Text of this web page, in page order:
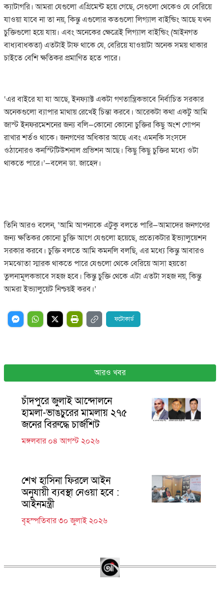
ক্যাটাগরি। আমরা যেগুলো এগ্রিমেন্ট হয়ে গেছে, সেগুলো থেকেও যে বেরিয়ে
যাওয়া যাবে না তা নয়, কিন্তু এগুলোর কতগুলো লিগ্যাল বাইন্ডিং আছে যখন
চুক্তিগুলো হয়ে যায়। এবং অনেকের ক্ষেত্রেই লিগ্যাল বাইন্ডিং (আইনগত
বাধ্যবাধকতা) এতটাই টাফ থাকে যে, বেরিয়ে যাওয়াটা অনেক সময় থাকার
চাইতে বেশি ক্ষতিকর প্রমাণিত হতে পারে।
‘এর বাইরে যা যা আছে, ইনফ্যাক্ট একটা গণতান্ত্রিকভাবে নির্বাচিত সরকার
অনেকগুলো ব্যাপার মাথায় রেখেই চিন্তা করবে। আরেকটা কথা একটু আমি
জাস্ট ইনফরমেশনের জন্য বলি—কোনো কোনো চুক্তির কিছু অংশ গোপন
রাখার শর্তও থাকে। জনগণের অধিকার আছে এবং এমনকি সংসদে
ওঠানোরও কনস্টিটিউশনাল প্রভিশন আছে। কিছু কিছু চুক্তির মধ্যে ওটা
থাকতে পারে।’—বলেন ডা. জাহেদ।
তিনি আরও বলেন, ‘আমি আপনাকে এটুকু বলতে পারি—আমাদের জনগণের
জন্য ক্ষতিকর কোনো চুক্তি আগে যেগুলো হয়েছে, প্রত্যেকটার ইভ্যালুয়েশন
সরকার করবে। চুক্তি বলতে আমি কমনলি বলছি, এর মধ্যে কিন্তু আবারও
সমঝোতা স্মারক থাকতে পারে যেগুলো থেকে বেরিয়ে আসা হয়তো
তুলনামূলকভাবে সহজ হবে। কিন্তু চুক্তি থেকে এটা এতটা সহজ নয়, কিন্তু
আমরা ইভ্যালুয়েট নিশ্চয়ই করব।’
ফটোকার্ড
আরও খবর
চাঁদপুরে জুলাই আন্দোলনে
হামলা-ভাঙচুরের মামলায় ২৭৫
জনের বিরুদ্ধে চার্জশিট
মঙ্গলবার ০৪ আগস্ট ২০২৬
শেখ হাসিনা ফিরলে আইন
অনুযায়ী ব্যবস্থা নেওয়া হবে :
আইনমন্ত্রী
বৃহস্পতিবার ৩০ জুলাই ২০২৬